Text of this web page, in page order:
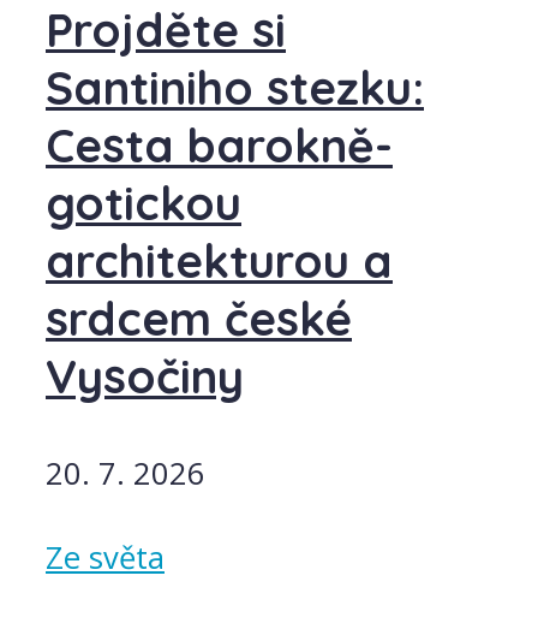
Projděte si
Santiniho stezku:
Cesta barokně-
gotickou
architekturou a
srdcem české
Vysočiny
20. 7. 2026
Ze světa